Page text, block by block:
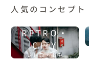
人気のコンセプト
RETRO・
CITY
レトロ・街中